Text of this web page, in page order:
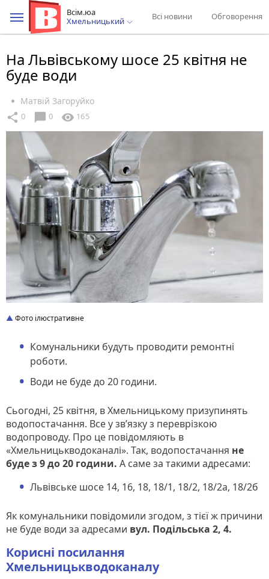
Всім.юа
Хмельницький
Всі новини Обговорення
На Львівському шосе 25 квітня не
буде води
Матвій Загоруйко
share 0 chat_bubble 0 visibility 165
Фото ілюстративне
Комунальники будуть проводити ремонтні
роботи.
Води не буде до 20 години.
Сьогодні, 25 квітня, в Хмельницькому призупинять
водопостачання. Все у зв’язку з переврізкою
водопроводу. Про це повідомляють в
«Хмельницькводоканалі». Так, водопостачання не
буде з 9 до 20 години. А саме за такими адресами:
Львівське шосе 14, 16, 18, 18/1, 18/2, 18/2a, 18/2б
Як комунальники повідомили згодом, з тієї ж причини
не буде води за адресами вул. Подільська 2, 4.
Корисні посилання
Хмельницькводоканалу